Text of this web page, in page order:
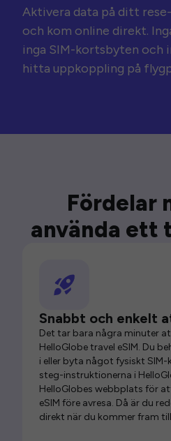
Aktivera data på ditt
och kom online direkt.
inga SIM-kortsbyten och
hitta uppkoppling på
Fördelar
använda ett
Snabbt och enkelt
Det tar bara några minuter
HelloGlobe travel eSIM. Du
i eller byta något fysiskt
steg-instruktionerna i
HelloGlobes webbplats för
eSIM före avresa. Då är du
direkt när du kommer fram